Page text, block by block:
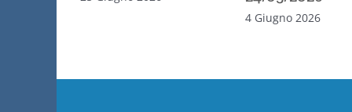
4 Giugno 2026